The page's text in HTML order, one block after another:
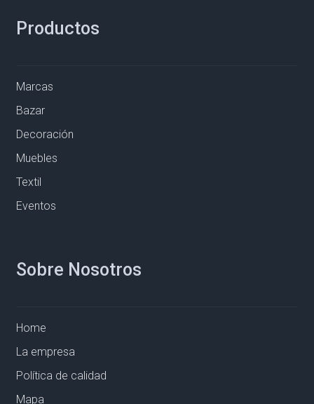
Productos
Marcas
Bazar
Decoración
Muebles
Textil
Eventos
Sobre Nosotros
Home
La empresa
Política de calidad
Mapa